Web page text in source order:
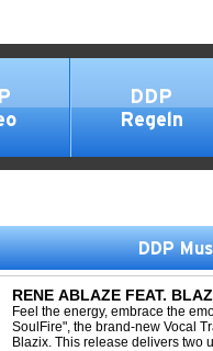
DDP
Regeln
DDP
RENE ABLAZE FEAT.
Feel the energy, embrace the
SoulFire", the brand-new Vocal
Blazix. This release delivers two